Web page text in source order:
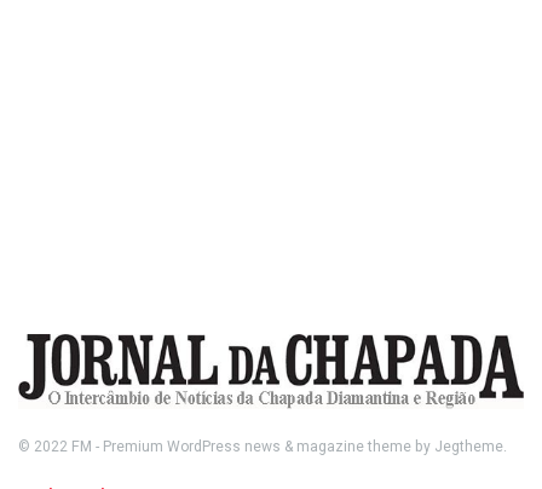
© 2022 FM - Premium WordPress news & magazine theme by Jegtheme.